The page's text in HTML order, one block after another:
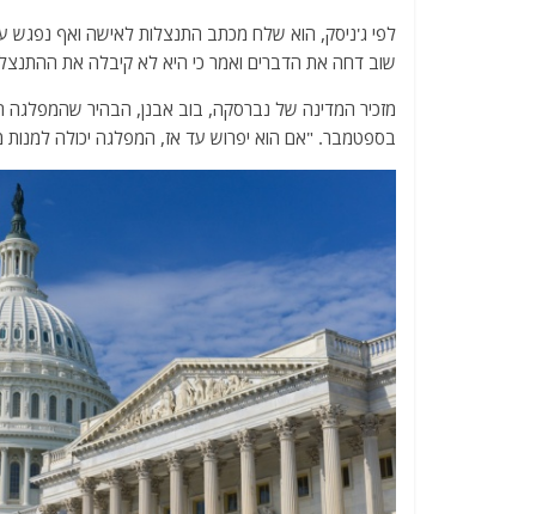
לפי ג'ניסק, הוא שלח מכתב התנצלות לאישה ואף נפגש
שוב דחה את הדברים ואמר כי היא לא קיבלה את
בספטמבר. "אם הוא יפרוש עד אז, המפלגה יכולה למנות